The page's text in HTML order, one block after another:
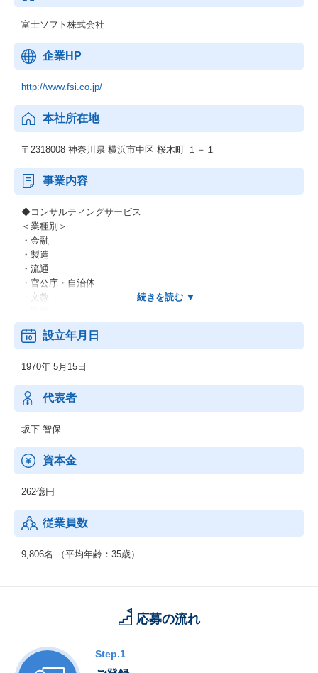
富士ソフト株式会社
企業HP
http://www.fsi.co.jp/
本社所在地
〒2318008 神奈川県 横浜市中区 桜木町 １－１
事業内容
◆コンサルティングサービス
＜業種別＞
・金融
・製造
・流通
・官公庁・自治体
・文教
・他
＜業務別＞
・CRM
・SFA
・SCM
・ERP
・WEB
＜IT基盤、ネットワーク＞
・ネットワーク
・先端IT
・ミドルウェア
◆制御系システムサービス
＜移動体通信制御開発＞
・衛星・航空制御
・交通機関・車輌制御
設立年月日
1970年 5月15日
代表者
坂下 智保
資本金
262億円
従業員数
9,806名 （平均年齢：35歳）
応募の流れ
Step.1